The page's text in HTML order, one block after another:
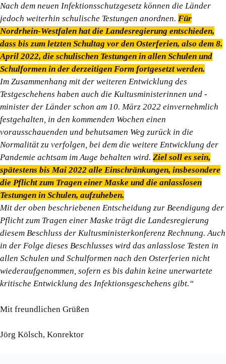
Nach dem neuen Infektionsschutzgesetz können die Länder
jedoch weiterhin schulische Testungen anordnen. Für
Nordrhein-Westfalen hat die Landesregierung entschieden,
dass bis zum letzten Schultag vor den Osterferien, also dem 8.
April 2022, die schulischen Testungen in allen Schulen und
Schulformen in der derzeitigen Form fortgesetzt werden.
Im Zusammenhang mit der weiteren Entwicklung des
Testgeschehens haben auch die Kultusministerinnen und -
minister der Länder schon am 10. März 2022 einvernehmlich
festgehalten, in den kommenden Wochen einen
vorausschauenden und behutsamen Weg zurück in die
Normalität zu verfolgen, bei dem die weitere Entwicklung der
Pandemie achtsam im Auge behalten wird. Ziel soll es sein,
spätestens bis Mai 2022 alle Einschränkungen, insbesondere
die Pflicht zum Tragen einer Maske und die anlasslosen
Testungen in Schulen, aufzuheben.
Mit der oben beschriebenen Entscheidung zur Beendigung der
Pflicht zum Tragen einer Maske trägt die Landesregierung
diesem Beschluss der Kultusministerkonferenz Rechnung. Auch
in der Folge dieses Beschlusses wird das anlasslose Testen in
allen Schulen und Schulformen nach den Osterferien nicht
wiederaufgenommen, sofern es bis dahin keine unerwartete
kritische Entwicklung des Infektionsgeschehens gibt.“
Mit freundlichen Grüßen
Jörg Kölsch, Konrektor